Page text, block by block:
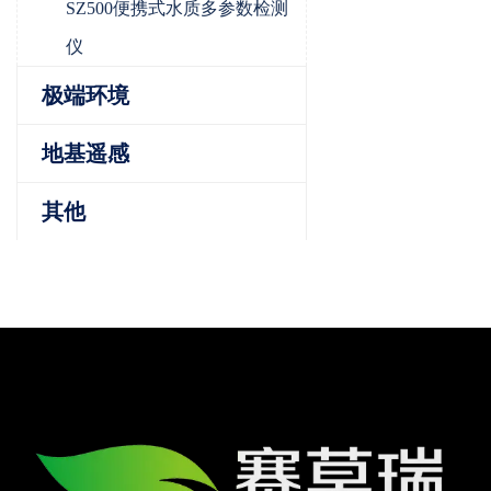
SZ500便携式水质多参数检测
仪
极端环境
地基遥感
其他